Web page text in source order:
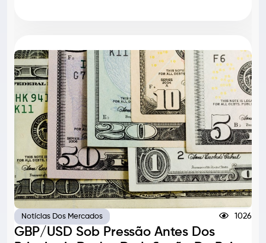
Notícias Dos Mercados 1026
GBP/USD Sob Pressão Antes Dos